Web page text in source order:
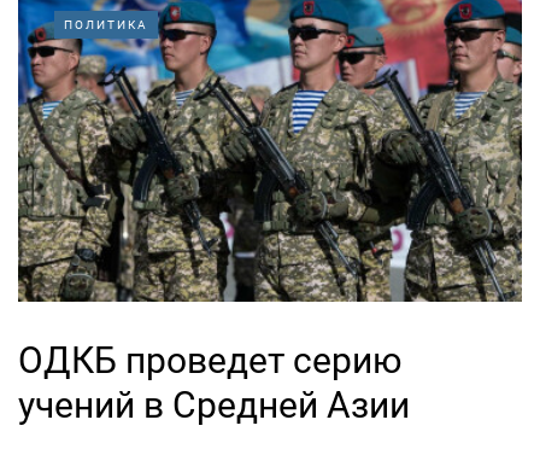
ПОЛИТИКА
ОДКБ проведет серию
учений в Средней Азии